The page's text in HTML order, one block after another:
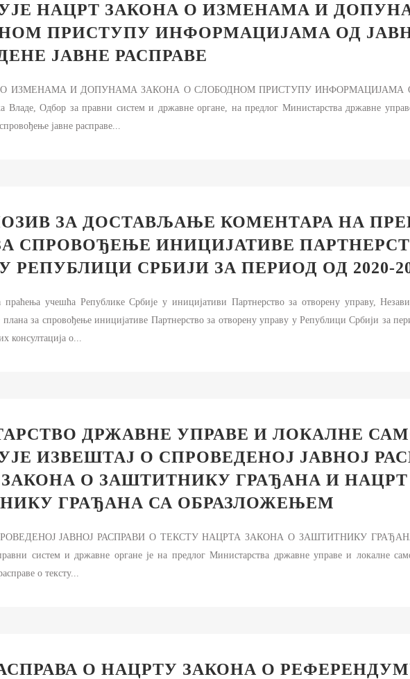
НАЦРТ ЗАКОНА О ИЗМЕНАМА И
ПРИСТУПУ ИНФОРМАЦИЈАМА ОД
ЈАВНЕ РАСПРАВЕ
ИЗМЕНАМА И ДОПУНАМА ЗАКОНА О СЛОБОДНОМ ПРИСТУПУ ИНФОРМАЦИЈАМА ОД
Владе, Одбор за правни систем и државне органе, на предлог Министарства државне
јавне расправе...
ЗА ДОСТАВЉАЊЕ КОМЕНТАРА НА
СПРОВОЂЕЊЕ ИНИЦИЈАТИВЕ
РЕПУБЛИЦИ СРБИЈИ ЗА ПЕРИОД ОД 2020-
учешћа Републике Србије у иницијативи Партнерство за отворену управу,
за спровођење иницијативе Партнерство за отворену управу у Републици Србији за
консултација о...
ДРЖАВНЕ УПРАВЕ И ЛОКАЛНЕ
ИЗВЕШТАЈ О СПРОВЕДЕНОЈ ЈАВНОЈ
О ЗАШТИТНИКУ ГРАЂАНА И
ГРАЂАНА СА ОБРАЗЛОЖЕЊЕМ
ЈАВНОЈ РАСПРАВИ О ТЕКСТУ НАЦРТА ЗАКОНА О ЗАШТИТНИКУ ГРАЂАНА На
систем и државне органе је на предлог Министарства државне управе и локалне
о тексту...
О НАЦРТУ ЗАКОНА О